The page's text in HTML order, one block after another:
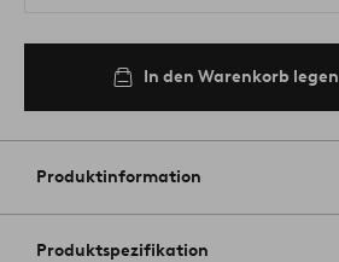
In den Warenkorb legen
Produktinformation
Produktspezifikation